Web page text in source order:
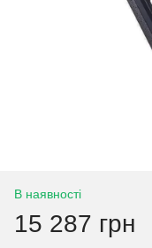
В наявності
15 287 грн